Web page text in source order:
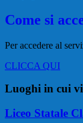
Come si
Per accedere al
CLICCA QUI
Luoghi in cui
Liceo Statale